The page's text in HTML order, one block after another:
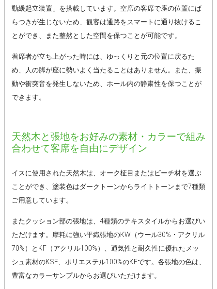
動緩起立装置」を搭載しています。空席の客席で座の位置にば
らつきが生じないため、観客は通路をスマートに通り抜けるこ
とができ、また整然とした空間を保つことが可能です。
着席者が立ち上がった時には、ゆっくりと元の位置に戻るた
め、人の脚が座に勢いよく当たることはありません。また、振
動や衝突音を発生しないため、ホール内の静粛性を保つことが
できます。
天然木と張地をお好みの素材・カラーで組み
合わせて客席を自由にデザイン
イスに使用された天然木は、オーク柾目またはビーチ材を選ぶ
ことができ、塗装色はダークトーンからライトトーンまで7種類
ご用意しています。
またクッション部の張地は、4種類のテキスタイルからお選びい
ただけます。摩耗に強い平織張地のKW（ウール30%・アクリル
70%）とKF（アクリル100%）、通気性と耐久性に優れたメッ
シュ素材のKSF、ポリエステル100%のKEです。各張地の色は、
豊富なカラーサンプルからお選びいただけます。